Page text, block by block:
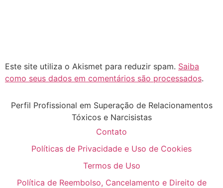
Este site utiliza o Akismet para reduzir spam. Saiba
como seus dados em comentários são processados.
Perfil Profissional em Superação de Relacionamentos
Tóxicos e Narcisistas
Contato
Políticas de Privacidade e Uso de Cookies
Termos de Uso
Política de Reembolso, Cancelamento e Direito de